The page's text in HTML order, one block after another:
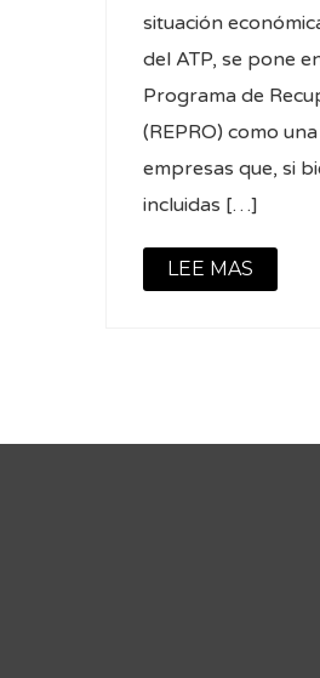
situación
del ATP, se pone
Programa de
(REPRO) como
empresas que, si
incluidas […]
LEE MAS